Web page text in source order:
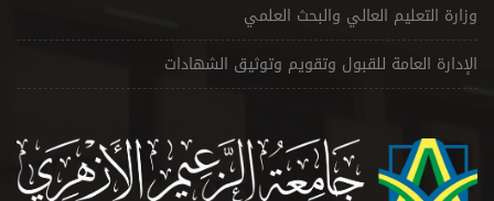
وزارة التعليم العالي والبحث العلمي
الإدارة العامة للقبول وتقويم وتوثيق الشهادات